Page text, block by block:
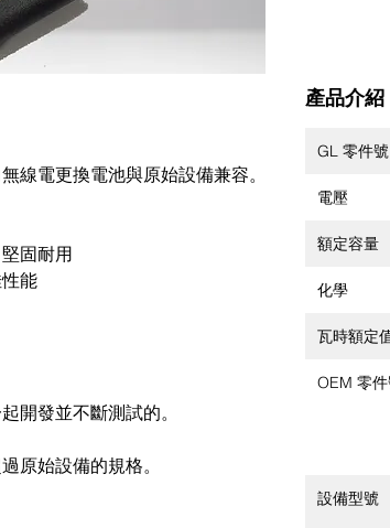
線電更換電池與原始設備兼容。
固耐用
能
開發並不斷測試的。
原始設備的規格。
產品介紹
GL 零件號
電壓
額定容量
化學
瓦時額定
OEM 零
設備型號